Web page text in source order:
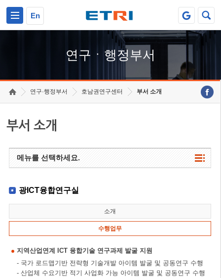
En
연구ㆍ행정부서
연구·행정부서 호남권연구센터 부서 소개
부서 소개
메뉴를 선택하세요.
광ICT융합연구실
소개
수행업무
지역산업연계 ICT 융합기술 연구과제 발굴 지원
- 국가 로드맵기반 전략형 기술개발 아이템 발굴 및 공동연구 수행
- 산업체 수요기반 적기 사업화 가능 아이템 발굴 및 공동연구 수행